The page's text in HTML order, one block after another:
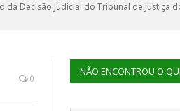
da Decisão Judicial do Tribunal de Justiça
0
NÃO ENCONTROU O